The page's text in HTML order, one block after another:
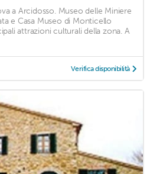
a Arcidosso. Museo delle Miniere
e Casa Museo di Monticello
attrazioni culturali della zona. A
Verifica disponibilità